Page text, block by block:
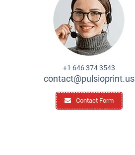
+1 646 374 3543
contact@pulsioprint.us
Contact Form